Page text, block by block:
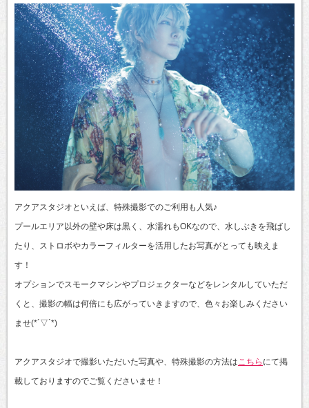
アクアスタジオといえば、特殊撮影でのご利用も人気♪
プールエリア以外の壁や床は黒く、水濡れもOKなので、水しぶきを飛ばし
たり、ストロボやカラーフィルターを活用したお写真がとっても映えま
す！
オプションでスモークマシンやプロジェクターなどをレンタルしていただ
くと、撮影の幅は何倍にも広がっていきますので、色々お楽しみください
ませ(*´▽`*)
アクアスタジオで撮影いただいた写真や、特殊撮影の方法は こちら にて掲
載しておりますのでご覧くださいませ！